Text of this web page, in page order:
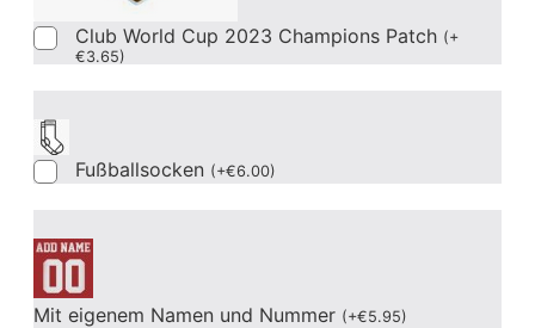
Club World Cup 2023 Champions Patch (+
€3.65)
Fußballsocken (+€6.00)
Mit eigenem Namen und Nummer (+€5.95)